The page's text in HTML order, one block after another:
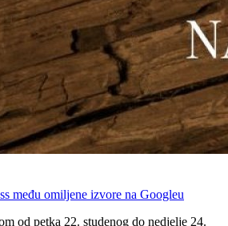
među omiljene izvore na Googleu
od petka 22. studenog do nedjelje 24.